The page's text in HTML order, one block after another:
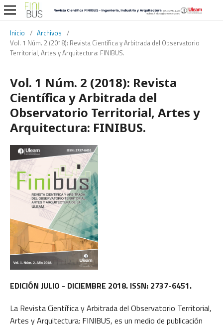
Inicio / Archivos /
Vol. 1 Núm. 2 (2018): Revista Científica y Arbitrada del Observatorio
Territorial, Artes y Arquitectura: FINIBUS.
Vol. 1 Núm. 2 (2018): Revista
Científica y Arbitrada del
Observatorio Territorial, Artes y
Arquitectura: FINIBUS.
EDICIÓN JULIO - DICIEMBRE 2018. ISSN: 2737-6451.
La Revista Científica y Arbitrada del Observatorio Territorial,
Artes y Arquitectura: FINIBUS, es un medio de publicación